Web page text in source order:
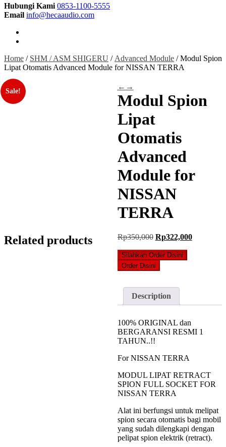
Hubungi Kami 0853-1100-5555
Email info@hecaaudio.com
Home / SHM / ASM SHIGERU / Advanced Module / Modul Spion
Lipat Otomatis Advanced Module for NISSAN TERRA
Sale!
← →
Modul Spion
Lipat
Otomatis
Advanced
Module for
NISSAN
TERRA
Rp350,000 Original
was:
Rp350,000.
Rp322,000Current
Silahkan Order Disini
Order Disini
Description
100% ORIGINAL dan
BERGARANSI RESMI 1
TAHUN..!!
For NISSAN TERRA
MODUL LIPAT RETRACT
SPION FULL SOCKET FOR
NISSAN TERRA
Alat ini berfungsi untuk melipat
spion secara otomatis bagi mobil
yang sudah dilengkapi dengan
pelipat spion elektrik (retract).
Related products